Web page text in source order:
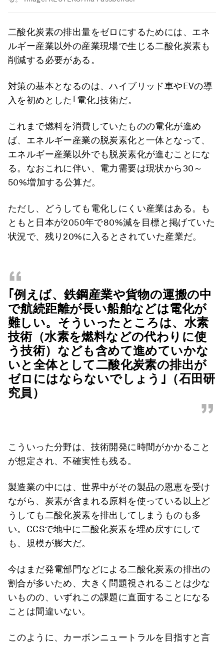
二酸化炭素の排出量をゼロにするためには、エネ
ルギー産業以外の産業現場で生じる二酸化炭素も
削減する必要がある。
対策の基本となるのは、ハイブリッド車やEVの導
入を初めとした｢電化｣技術だ。
これまで燃料を消費していたものの電化が進め
ば、エネルギー産業の脱炭素化と一体となって、
エネルギー産業以外でも脱炭素化が進むことにな
る。なおこれに伴い、電力需要は現状から30～
50%増加する公算だ。
ただし、どうしても電化しにくい産業はある。も
ともと日本が2050年で80%減を目標と掲げていた
状況で、残り20%に入るとされていた産業だ。
“
｢例えば、 鉄鋼産業や貨物の運搬の中
で航続距離が長い船舶などは電化が
難しい。 そういったところは、水素
技術（水素を燃料などの代わりに使
う技術）なども含めて進めていかな
いと全体として二酸化炭素の排出が
ゼロにはならないでしょう｣（石田研
究員）
”
こういった分野は、技術開発に時間がかかること
が想定され、不確実性も残る。
製造業の中には、世界中がその製品の恩恵を受け
ながら、炭素が含まれる原料を使っている以上ど
うしても二酸化炭素を排出してしまうものも多
い。CCSで地中に二酸化炭素を埋め戻すにして
も、規模が膨大だ。
今はまだ発電部門などによる二酸化炭素の排出の
割合が多いため、大きく問題視されることは少な
いものの、いずれこの課題に直面することになる
ことは間違いない。
このように、カーボンニュートラルを目指すと言